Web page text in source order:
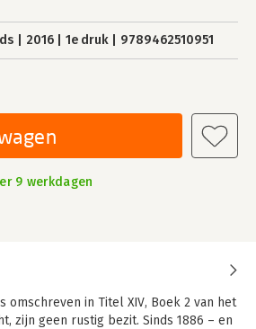
2016 1e druk 9789462510951
9 werkdagen
omschreven in Titel XIV, Boek 2 van het
zijn geen rustig bezit. Sinds 1886 – en